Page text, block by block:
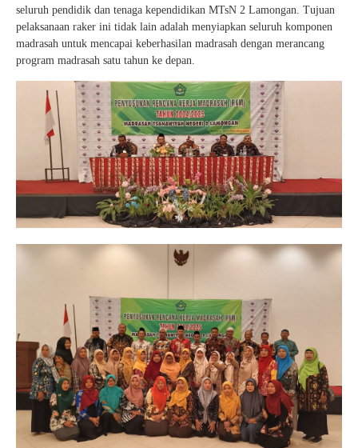
seluruh pendidik dan tenaga kependidikan MTsN 2 Lamongan. Tujuan
pelaksanaan raker ini tidak lain adalah menyiapkan seluruh komponen
madrasah untuk mencapai keberhasilan madrasah dengan merancang
program madrasah satu tahun ke depan.